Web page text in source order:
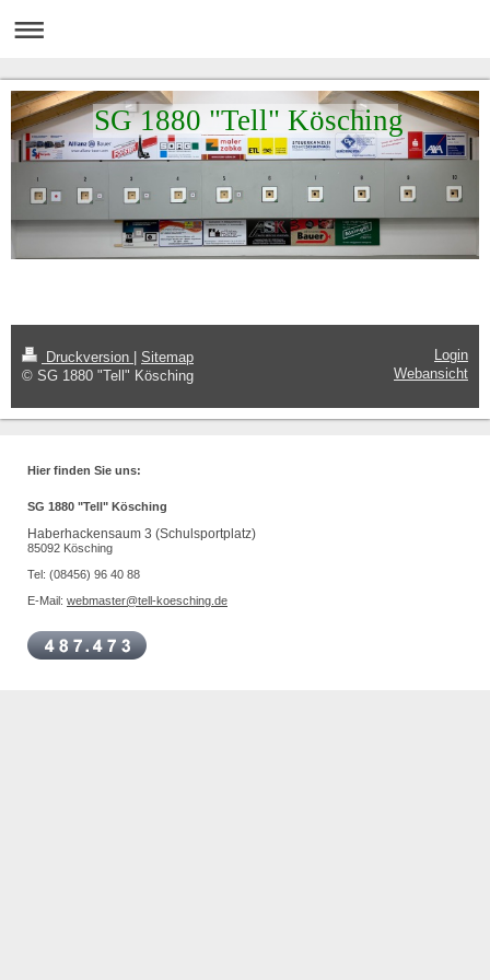
SG 1880 "Tell" Kösching
Druckversion
Sitemap
© SG 1880 "Tell" Kösching
Login
Webansicht
Hier finden Sie uns:
SG 1880 "Tell" Kösching
Haberhackensaum 3 (Schulsportplatz)
85092 Kösching
Tel: (08456) 96 40 88
E-Mail: webmaster@tell-koesching.de